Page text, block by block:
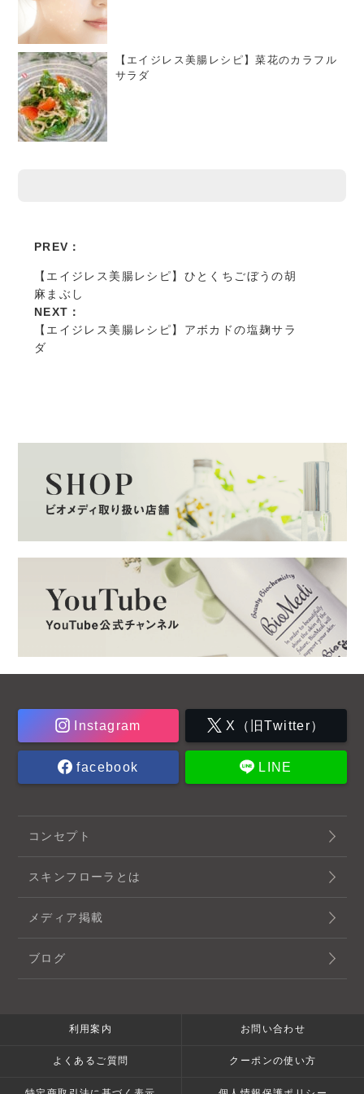
【エイジレス美腸レシピ】菜花のカラフル
サラダ
PREV：
【エイジレス美腸レシピ】ひとくちごぼうの胡
麻まぶし
NEXT：
【エイジレス美腸レシピ】アボカドの塩麹サラ
ダ
Instagram X（旧Twitter）
facebook LINE
コンセプト
スキンフローラとは
メディア掲載
ブログ
利用案内 お問い合わせ
よくあるご質問 クーポンの使い方